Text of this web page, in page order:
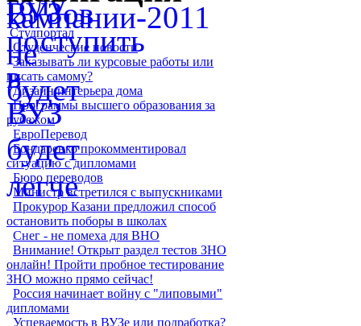
Студпортал
Студенческие новости
Заказывать ли курсовые работы или
писать самому?
Дизайн интерьера дома
Программы высшего образования за
рубежом
ЕвроПеревод
Бондаренко прокомментировал
ситуацию с дипломами
Бюро переводов
Министр встретился с выпускниками
Прокурор Казани предложил способ
остановить поборы в школах
Снег - не помеха для ВНО
Внимание! Открыт раздел тестов ЗНО
онлайн! Пройти пробное тестирование
ЗНО можно прямо сейчас!
Россия начинает войну с "липовыми"
дипломами
Успеваемость в ВУЗе или подработка?